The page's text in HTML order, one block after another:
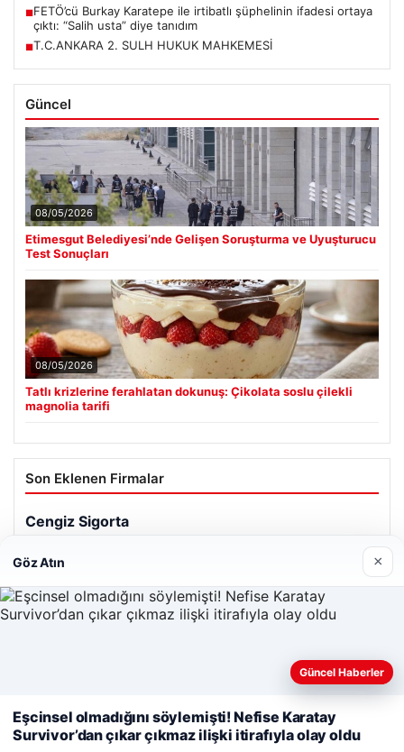
■FETÖ’cü Burkay Karatepe ile irtibatlı şüphelinin ifadesi ortaya
çıktı: “Salih usta” diye tanıdım
■T.C.ANKARA 2. SULH HUKUK MAHKEMESİ
Güncel
08/05/2026
Etimesgut Belediyesi’nde Gelişen Soruşturma ve Uyuşturucu
Test Sonuçları
08/05/2026
Tatlı krizlerine ferahlatan dokunuş: Çikolata soslu çilekli
magnolia tarifi
Son Eklenen Firmalar
Web sitemizi nasıl kullandığınızı daha iyi anlayabilmek,
kullanıyoruz.
Çerez Politikamız
Reddet Kabul Et
Göz Atın ×
Güncel Haberler
Eşcinsel olmadığını söylemişti! Nefise Karatay
Survivor’dan çıkar çıkmaz ilişki itirafıyla olay oldu